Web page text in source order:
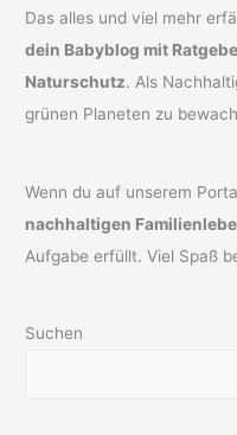
Das alles und viel mehr
dein Babyblog mit
Naturschutz. Als
grünen Planeten zu
Wenn du auf unserem
nachhaltigen
Aufgabe erfüllt. Viel Spaß
Suchen